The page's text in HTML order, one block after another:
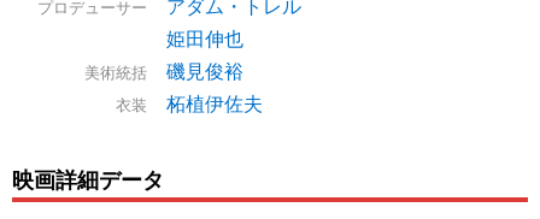
プロデューサー
アダム・トレル
姫田伸也
美術統括 磯見俊裕
衣装 柘植伊佐夫
映画詳細データ